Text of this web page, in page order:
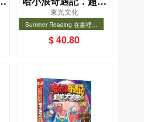
大偵探(1)──揭秘玄空
之鏡
束光文化
Summer Reading 在書裡度
選圖書8折
Summer Reading 在書裡度夏,
Cool Down, Read On!-精選圖
$ 40.80